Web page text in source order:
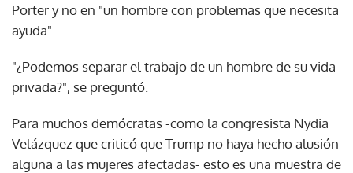
Porter y no en "un hombre con problemas que necesita
ayuda".
"¿Podemos separar el trabajo de un hombre de su vida
privada?", se preguntó.
Para muchos demócratas -como la congresista Nydia
Velázquez que criticó que Trump no haya hecho alusión
alguna a las mujeres afectadas- esto es una muestra de